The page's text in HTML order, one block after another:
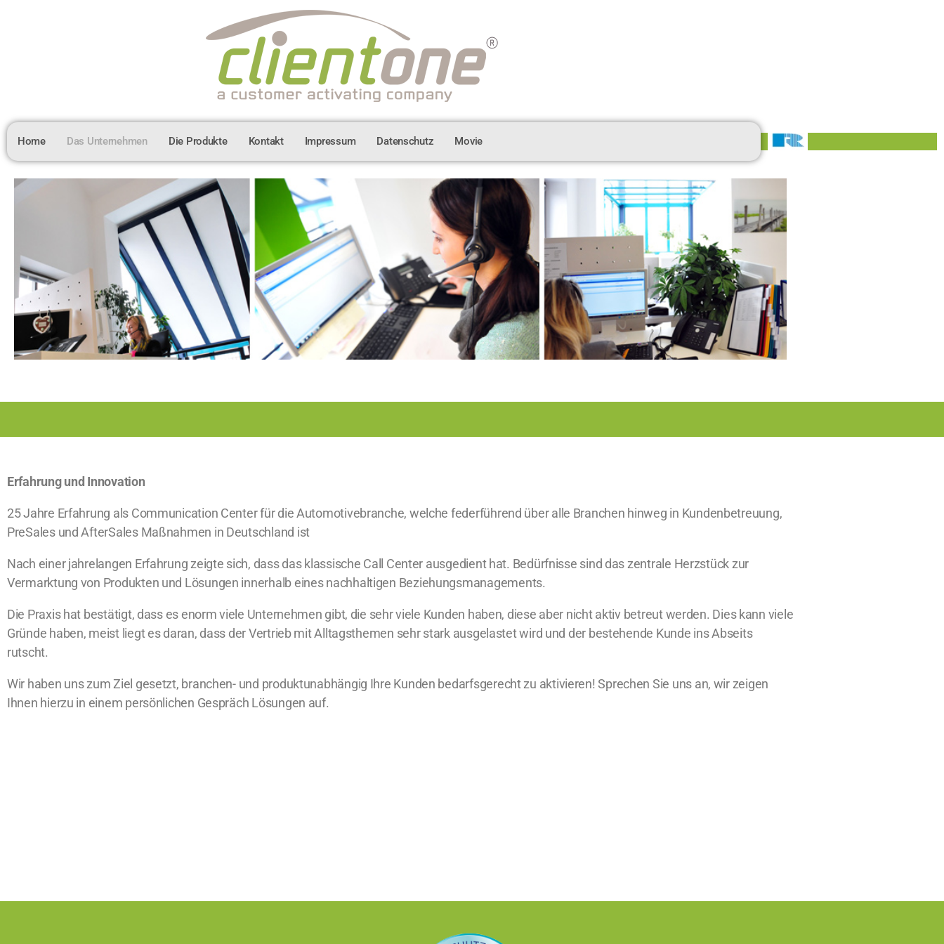
Home Das Unternehmen Die Produkte Kontakt Impressum Datenschutz Movie
Erfahrung und Innovation
25 Jahre Erfahrung als Communication Center für die Automotivebranche, welche federführend über alle Branchen hinweg in Kundenbetreuung,
PreSales und AfterSales Maßnahmen in Deutschland ist
Nach einer jahrelangen Erfahrung zeigte sich, dass das klassische Call Center ausgedient hat. Bedürfnisse sind das zentrale Herzstück zur
Vermarktung von Produkten und Lösungen innerhalb eines nachhaltigen Beziehungsmanagements.
Die Praxis hat bestätigt, dass es enorm viele Unternehmen gibt, die sehr viele Kunden haben, diese aber nicht aktiv betreut werden. Dies kann viele
Gründe haben, meist liegt es daran, dass der Vertrieb mit Alltagsthemen sehr stark ausgelastet wird und der bestehende Kunde ins Abseits
rutscht.
Wir haben uns zum Ziel gesetzt, branchen- und produktunabhängig Ihre Kunden bedarfsgerecht zu aktivieren! Sprechen Sie uns an, wir zeigen
Ihnen hierzu in einem persönlichen Gespräch Lösungen auf.